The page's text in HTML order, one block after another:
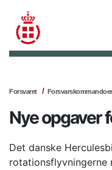
Forsvaret
Nye opgaver
Det danske
rotationsflyvningerne